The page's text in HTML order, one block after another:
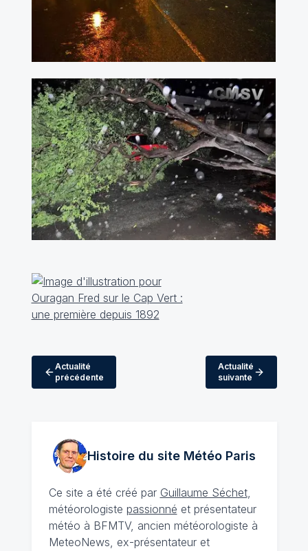
Actualité
précédente
Actualité
suivante
Histoire du site MétéoParis
Ce site a été créé par Guillaume Séchet,
météorologiste passionné et présentateur
météo à BFMTV, ancien météorologiste à
MeteoNews, ex-présentateur et